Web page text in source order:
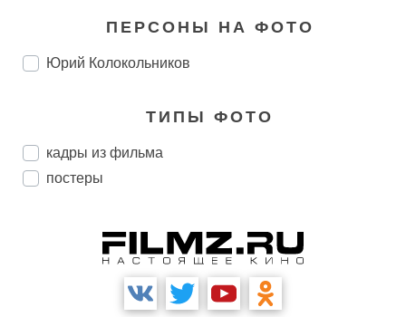
ПЕРСОНЫ НА ФОТО
Юрий Колокольников
ТИПЫ ФОТО
кадры из фильма
постеры